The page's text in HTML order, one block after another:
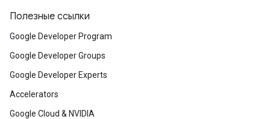
Полезные ссылки
Google Developer Program
Google Developer Groups
Google Developer Experts
Accelerators
Google Cloud & NVIDIA